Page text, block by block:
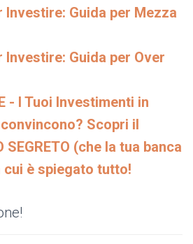
Investire: Guida per Mezza
Guida per Over
- I Tuoi Investimenti in
Scopri il
SEGRETO (che la tua banca
cui è spiegato tutto!